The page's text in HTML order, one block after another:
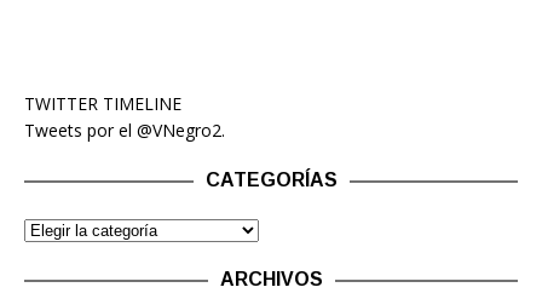
TWITTER TIMELINE
Tweets por el @VNegro2.
CATEGORÍAS
ARCHIVOS